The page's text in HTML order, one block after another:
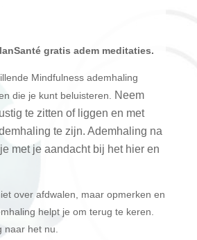
gratis adem meditaties.
Mindfulness ademhaling
die je kunt beluisteren.
Neem
te zitten of liggen en met
te zijn. Ademhaling na
met je aandacht bij het hier en
over afdwalen, maar opmerken en
helpt je om terug te keren.
naar het nu.